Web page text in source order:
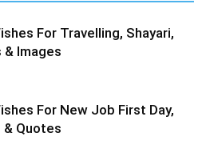
For Travelling, Shayari,
& Images
For New Job First Day,
& Quotes